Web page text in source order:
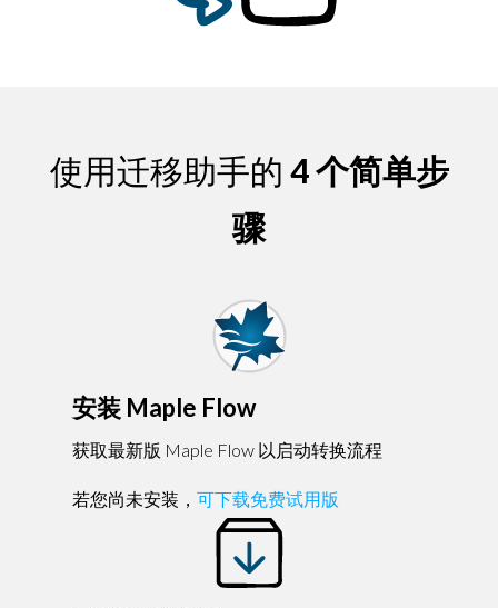
使用迁移助手的 4 个简单步
骤
安装 Maple Flow
获取最新版 Maple Flow 以启动转换流程
若您尚未安装， 可下载免费试用版